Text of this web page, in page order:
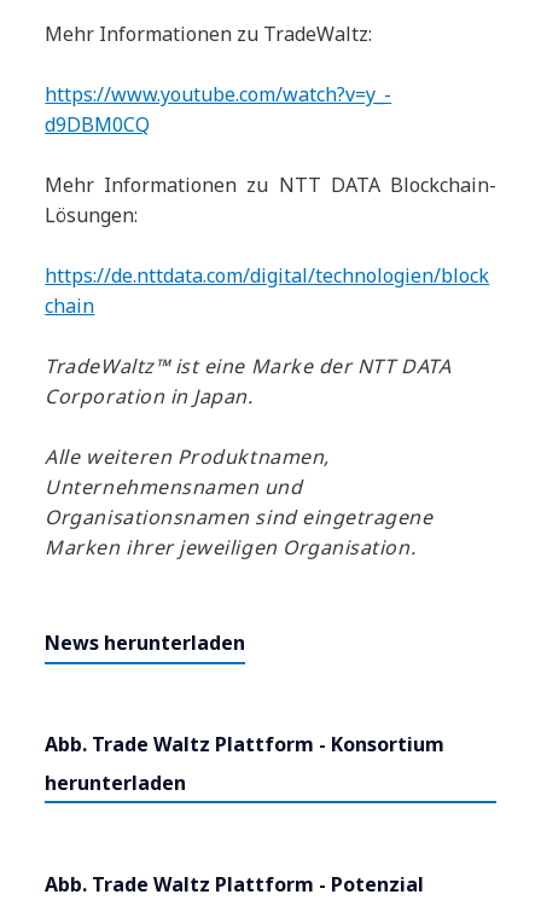
Mehr Informationen zu TradeWaltz:
https://www.youtube.com/watch?v=y_-
d9DBM0CQ
Mehr Informationen zu NTT DATA Blockchain-
Lösungen:
https://de.nttdata.com/digital/technologien/block
chain
TradeWaltz™ ist eine Marke der NTT DATA
Corporation in Japan.
Alle weiteren Produktnamen,
Unternehmensnamen und
Organisationsnamen sind eingetragene
Marken ihrer jeweiligen Organisation.
News herunterladen
Abb. Trade Waltz Plattform - Konsortium
herunterladen
Abb. Trade Waltz Plattform - Potenzial